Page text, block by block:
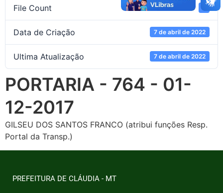
File Count
Data de Criação 7 de abril de 2022
Ultima Atualização 7 de abril de 2022
PORTARIA - 764 - 01-
12-2017
GILSEU DOS SANTOS FRANCO (atribui funções Resp.
Portal da Transp.)
PREFEITURA DE CLÁUDIA - MT